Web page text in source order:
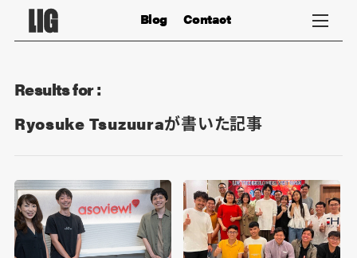
Contact
Blog
Results for :
Ryosuke Tsuzuuraが書いた記事